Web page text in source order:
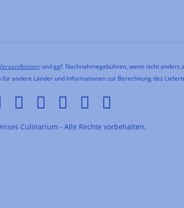
und ggf. Nachnahmegebühren, wenn nicht anders
andere Länder und Informationen zur Berechnung des
Culinarium - Alle Rechte vorbehalten.